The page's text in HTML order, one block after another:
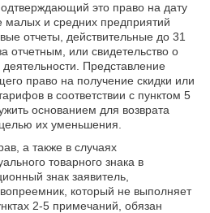
это право на дату
малых и средних предприятий
отчеты, действительные до 31
отчетным, или свидетельство о
Представление
право на получение скидки или
в соответствии с пунктом 5
основанием для возврата
их уменьшения.
а также в случаях
товарного знака в
знак заявитель,
который не выполняет
2-5 примечаний, обязан